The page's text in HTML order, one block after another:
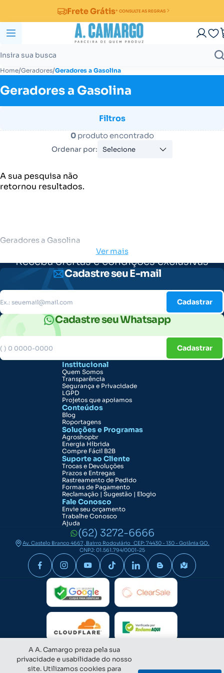
Frete Grátis* CONSULTE AS REGRAS
Home/Geradores/Geradores a Gasolina
Geradores a Gasolina
Filtros
0produto encontrado
Ordenar por: Selecione
A sua pesquisa não
retornou resultados.
Geradores a Gasolina
Ver mais
Receba ofertas e condições exclusivas
Cadastre seu E-mail
Cadastrar
Cadastre seu Whatsapp
Cadastrar
Institucional
Quem Somos
Transparência
Segurança e Privacidade
LGPD
Projetos que apoiamos
Conteúdos
Blog
Roportagens
Soluções e Programas
Agroshopbr
Energia Híbrida
Compre Fácil B2B
Suporte ao Cliente
Trocas e Devoluções
Prazos e Entregas
Rastreamento de Pedido
Formas de Pagamento
Reclamação | Sugestão | Elogio
Fale Conosco
Envie seu orçamento
Trabalhe Conosco
Ajuda
(62) 3272-6666
Av. Castelo Branco 4667, Bairro Rodoviário CEP: 74430 - 130 - Goiânia GO.
CNPJ: 01.561.794/0001-25
A A. Camargo preza pela sua
privacidade e usabilidade do nosso
site. Utilizamos cookies para